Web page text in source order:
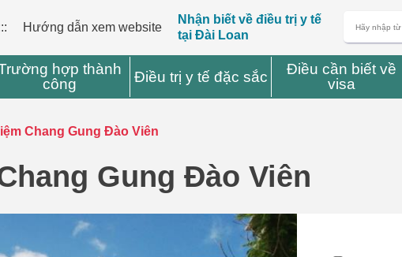
Hướng dẫn xem website
Nhận biết về điều trị y tế
tại Đài Loan
hợp thành
công
Điều trị y tế đặc sắc
Điều cần biết về
visa
Chang Gung Đào Viên
Gung Đào Viên